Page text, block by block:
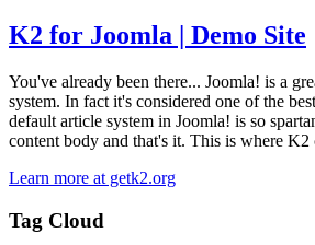
K2 for Joomla | Demo Site
You've already been there... Joomla! is a
system. In fact it's considered one of the
default article system in Joomla! is so
content body and that's it. This is where K2
Learn more at getk2.org
Tag Cloud